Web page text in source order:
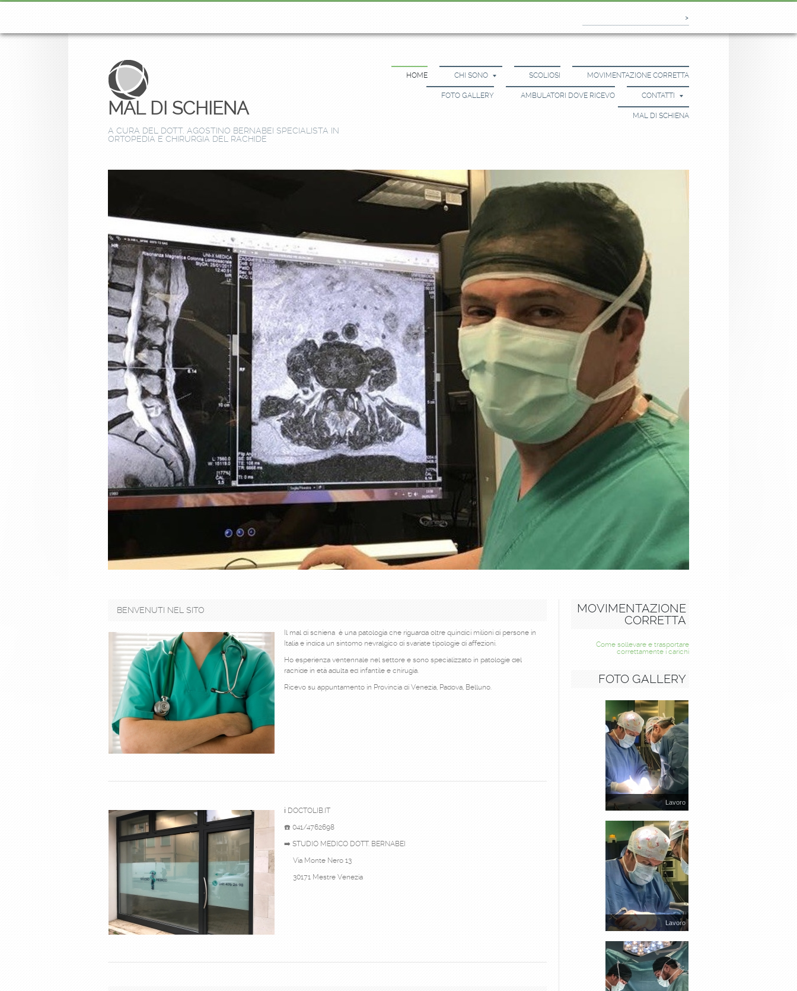
MAL DI SCHIENA
A CURA DEL DOTT. AGOSTINO BERNABEI SPECIALISTA IN
ORTOPEDIA E CHIRURGIA DEL RACHIDE
HOME CHI SONO SCOLIOSI MOVIMENTAZIONE CORRETTA
FOTO GALLERY AMBULATORI DOVE RICEVO CONTATTI
MAL DI SCHIENA
BENVENUTI NEL SITO
Il mal di schiena è una patologia che riguarda oltre quindici milioni di persone in
Italia e indica un sintomo nevralgico di svariate tipologie di affezioni.
Ho esperienza ventennale nel settore e sono specializzato in patologie del
rachide in età adulta ed infantile e chirugia.
Ricevo su appuntamento in Provincia di Venezia, Padova, Belluno.
ℹ️ DOCTOLIB.IT
☎️ 041/4762698
➡️ STUDIO MEDICO DOTT. BERNABEI
Via Monte Nero 13
30171 Mestre Venezia
MOVIMENTAZIONE
CORRETTA
Come sollevare e trasportare
correttamente i carichi
FOTO GALLERY
Lavoro
Lavoro